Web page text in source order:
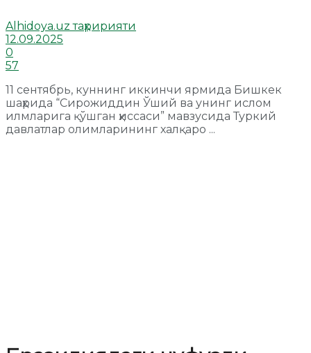
Alhidoya.uz таҳририяти
12.09.2025
0
57
11 сентябрь, куннинг иккинчи ярмида Бишкек
шаҳрида “Сирожиддин Ўший ва унинг ислом
илмларига қўшган ҳиссаси” мавзусида Туркий
давлатлар олимларининг халқаро ...